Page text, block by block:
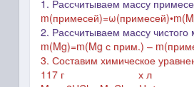
1. Рассчитываем массу
m(примесей)=ω(примесей)•m(
2. Рассчитываем массу чистого
m(Mg)=m(Mg с прим.) –
3. Составим химическое
117 г х л